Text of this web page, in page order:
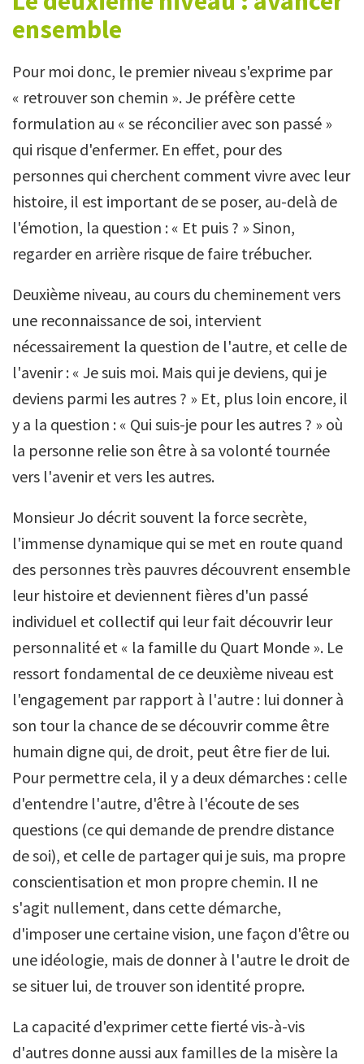
ensemble
Pour moi donc, le premier niveau s'exprime par
« retrouver son chemin ». Je préfère cette
formulation au « se réconcilier avec son passé »
qui risque d'enfermer. En effet, pour des
personnes qui cherchent comment vivre avec leur
histoire, il est important de se poser, au-delà de
l'émotion, la question : « Et puis ? » Sinon,
regarder en arrière risque de faire trébucher.
Deuxième niveau, au cours du cheminement vers
une reconnaissance de soi, intervient
nécessairement la question de l'autre, et celle de
l'avenir : « Je suis moi. Mais qui je deviens, qui je
deviens parmi les autres ? » Et, plus loin encore, il
y a la question : « Qui suis-je pour les autres ? » où
la personne relie son être à sa volonté tournée
vers l'avenir et vers les autres.
Monsieur Jo décrit souvent la force secrète,
l'immense dynamique qui se met en route quand
des personnes très pauvres découvrent ensemble
leur histoire et deviennent fières d'un passé
individuel et collectif qui leur fait découvrir leur
personnalité et « la famille du Quart Monde ». Le
ressort fondamental de ce deuxième niveau est
l'engagement par rapport à l'autre : lui donner à
son tour la chance de se découvrir comme être
humain digne qui, de droit, peut être fier de lui.
Pour permettre cela, il y a deux démarches : celle
d'entendre l'autre, d'être à l'écoute de ses
questions (ce qui demande de prendre distance
de soi), et celle de partager qui je suis, ma propre
conscientisation et mon propre chemin. Il ne
s'agit nullement, dans cette démarche,
d'imposer une certaine vision, une façon d'être ou
une idéologie, mais de donner à l'autre le droit de
se situer lui, de trouver son identité propre.
La capacité d'exprimer cette fierté vis-à-vis
d'autres donne aussi aux familles de la misère la